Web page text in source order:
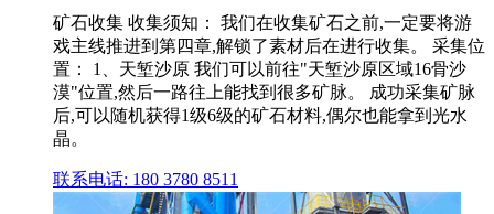
矿石收集 收集须知： 我们在收集矿石之前,一定要将游
戏主线推进到第四章,解锁了素材后在进行收集。 采集位
置： 1、天堑沙原 我们可以前往"天堑沙原区域16骨沙
漠"位置,然后一路往上能找到很多矿脉。 成功采集矿脉
后,可以随机获得1级6级的矿石材料,偶尔也能拿到光水
晶。
联系电话: 180 3780 8511